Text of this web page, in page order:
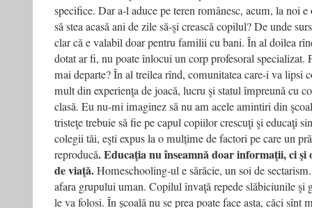
specifice. Dar a-l aduce pe teren românesc, acum, la noi
să stea acasă ani de zile să-şi crească copilul? De unde
clar că e valabil doar pentru familii cu bani. În al doilea
dotat ar fi, nu poate înlocui un corp profesoral specializat.
mai departe? În al treilea rînd, comunitatea care-i va lipsi
mult din experienţa de joacă, lucru şi statul împreună cu
clasă. Eu nu-mi imaginez să nu am acele amintiri din
tristeţe trebuie să fie pe capul copiilor crescuţi şi educaţi
colegii tăi, eşti expus la o mulțime de factori pe care un
reproducă. Educaţia nu înseamnă doar informaţii, ci şi
de viaţă.Homeschooling-ul e sărăcie, un soi de
afara grupului uman. Copilul învaţă repede slăbiciunile şi
le va folosi. În şcoală nu se prea poate face asta, căci